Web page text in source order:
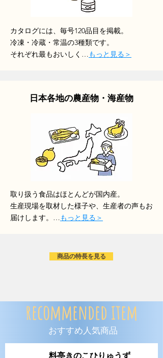
recommended item
おすすめ人気商品
​カタログには、毎号120品目を掲載。
冷凍・冷蔵・常温の3種類です。
それぞれ最もおいしく…もっと見る＞
日本各地の農産物・海産物
取り扱う食品はほとんどが国内産。
生産現場を取材した様子や、生産者の声もお
届けします。…もっと見る＞
商品の特長を見る
料亭きのこひりゅうず